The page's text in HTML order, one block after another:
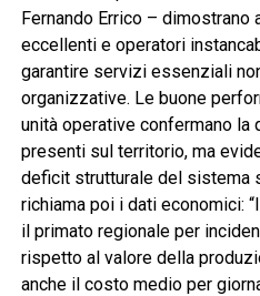
Fernando Errico –
eccellenti e operatori
garantire servizi essenziali
organizzative. Le buone
unità operative confermano
presenti sul territorio, ma
deficit strutturale del sistema
richiama poi i dati economici:
il primato regionale per
rispetto al valore della
anche il costo medio per